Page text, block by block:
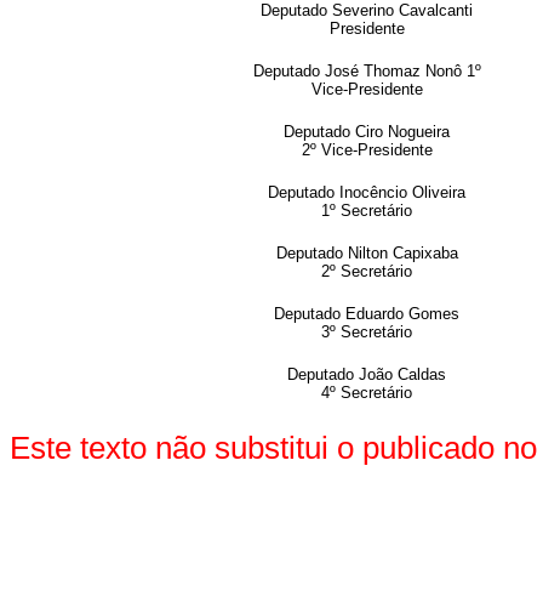
Deputado Severino Cavalcanti
Presidente
Deputado José Thomaz Nonô 1º
Vice-Presidente
Deputado Ciro Nogueira
2º Vice-Presidente
Deputado Inocêncio Oliveira
1º Secretário
Deputado Nilton Capixaba
2º Secretário
Deputado Eduardo Gomes
3º Secretário
Deputado João Caldas
4º Secretário
Este texto não substitui o publicado